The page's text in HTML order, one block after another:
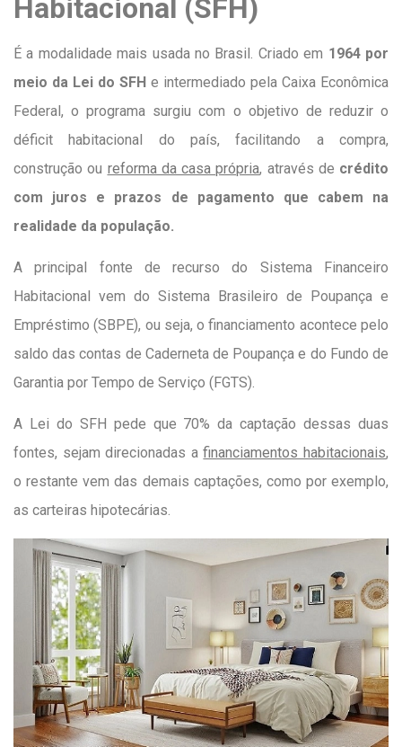
Habitacional (SFH)
É a modalidade mais usada no Brasil. Criado em 1964 por
meio da Lei do SFH e intermediado pela Caixa Econômica
Federal, o programa surgiu com o objetivo de reduzir o
déficit habitacional do país, facilitando a compra,
construção ou reforma da casa própria, através de crédito
com juros e prazos de pagamento que cabem na
realidade da população.
A principal fonte de recurso do Sistema Financeiro
Habitacional vem do Sistema Brasileiro de Poupança e
Empréstimo (SBPE), ou seja, o financiamento acontece pelo
saldo das contas de Caderneta de Poupança e do Fundo de
Garantia por Tempo de Serviço (FGTS).
A Lei do SFH pede que 70% da captação dessas duas
fontes, sejam direcionadas afinanciamentos habitacionais,
o restante vem das demais captações, como por exemplo,
as carteiras hipotecárias.